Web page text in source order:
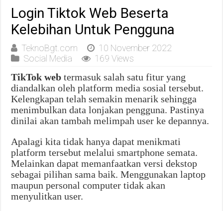
Login Tiktok Web Beserta
Kelebihan Untuk Pengguna
TeknoBgt.com
10 November 2022
Social Media
169 Views
TikTok webtermasuk salah satu fitur yang
diandalkan oleh platform media sosial tersebut.
Kelengkapan telah semakin menarik sehingga
menimbulkan data lonjakan pengguna. Pastinya
dinilai akan tambah melimpah user ke depannya.
Apalagi kita tidak hanya dapat menikmati
platform tersebut melalui smartphone semata.
Melainkan dapat memanfaatkan versi dekstop
sebagai pilihan sama baik. Menggunakan laptop
maupun personal computer tidak akan
menyulitkan user.